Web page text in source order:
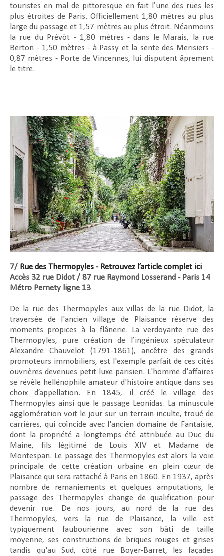
touristes en mal de pittoresque en fait l’une des rues les
plus étroites de Paris. Officiellement 1,80 mètres au plus
large du passage et 1,57 mètres au plus étroit. Néanmoins
la rue du Prévôt - 1,80 mètres - dans le Marais, la rue
Berton - 1,50 mètres - à Passy et la sente des Merisiers -
0,87 mètres - Porte de Vincennes, lui disputent âprement
le titre.
7/ Rue des Thermopyles - Retrouvez l’article complet ici
Accès 32 rue Didot / 87 rue Raymond Losserand - Paris 14
Métro Pernety ligne 13
De la rue des Thermopyles aux villas de la rue Didot, la
traversée de l'ancien village de Plaisance réserve des
moments propices à la flânerie. La verdoyante rue des
Thermopyles, pure création de l’ingénieux spéculateur
Alexandre Chauvelot (1791-1861), ancêtre des grands
promoteurs immobiliers, est l'exemple parfait de ces cités
ouvrières devenues petit luxe parisien. L'homme d'affaires
se révèle hellénophile amateur d'histoire antique dans ses
choix d’appellation. En 1845, il créé le village des
Thermopyles ainsi que le passage Leonidas. La minuscule
agglomération voit le jour sur un terrain inculte, troué de
carrières, qui coïncide avec l'ancien domaine de Fantaisie,
dont la propriété a longtemps été attribuée au Duc du
Maine, fils légitimé de Louis XIV et Madame de
Montespan. Le passage des Thermopyles est alors la voie
principale de cette création urbaine en plein cœur de
Plaisance qui sera rattaché à Paris en 1860. En 1937, après
nombre de remaniements et quelques amputations, le
passage des Thermopyles change de qualification pour
devenir rue. De nos jours, au nord de la rue des
Thermopyles, vers la rue de Plaisance, la ville est
typiquement faubourienne avec son bâti de taille
moyenne, ses constructions de briques rouges et grises
tandis qu'au Sud, côté rue Boyer-Barret, les façades